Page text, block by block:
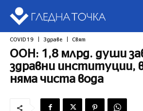
COVID 19 Здраве Свят
ООН: 1,8 млрд. души
здравни институции,
няма чиста вода